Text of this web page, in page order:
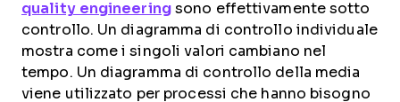
quality engineeringsono effettivamente sotto
controllo. Un diagramma di controllo individuale
mostra come i singoli valori cambiano nel
tempo. Un diagramma di controllo della media
viene utilizzato per processi che hanno bisogno